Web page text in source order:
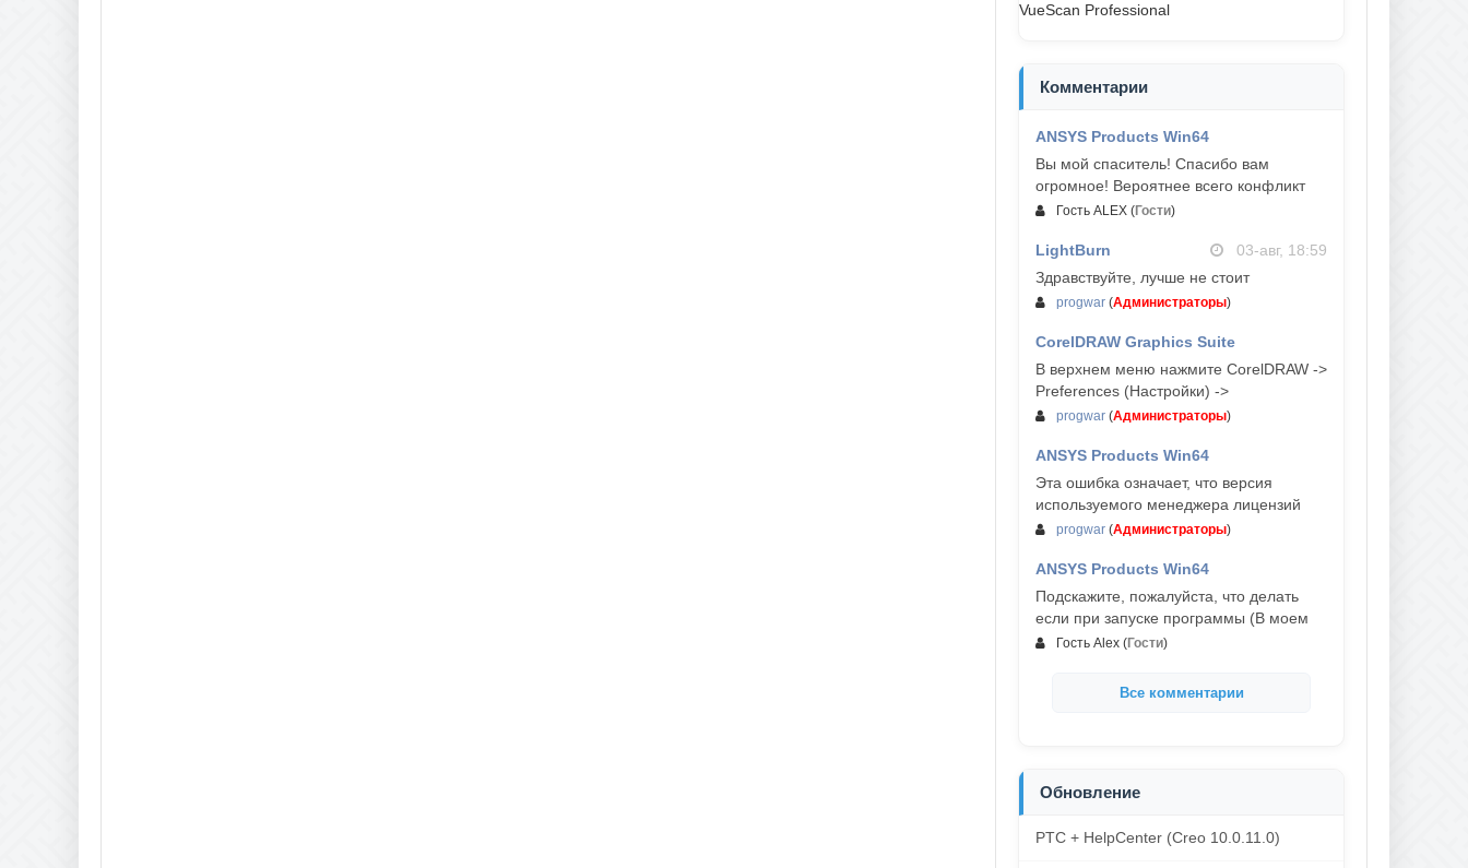
VueScan Professional
Комментарии
ANSYS Products Win64
Вы мой спаситель! Спасибо вам
огромное! Вероятнее всего конфликт
Гость ALEX (Гости)
LightBurn
03-авг, 18:59
Здравствуйте, лучше не стоит
progwar (Администраторы)
CorelDRAW Graphics Suite
03-авг, 18:58
В верхнем меню нажмите CorelDRAW ->
Preferences (Настройки) ->
progwar (Администраторы)
ANSYS Products Win64
Эта ошибка означает, что версия
используемого менеджера лицензий
progwar (Администраторы)
ANSYS Products Win64
Подскажите, пожалуйста, что делать
если при запуске программы (В моем
Гость Alex (Гости)
Все комментарии
Обновление
PTC + HelpCenter (Creo 10.0.11.0)